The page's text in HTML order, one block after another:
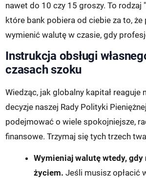
nawet do 10 czy 15 groszy. To rodzaj
które bank pobiera od ciebie za to, że
wymienić walutę w czasie, gdy
Instrukcja obsługi
czasach szoku
Wiedząc, jak globalny kapitał reaguje
decyzje naszej Rady Polityki
podejmować o wiele spokojniejsze,
finansowe. Trzymaj się tych trzech
Wymieniaj walutę wtedy, gdy
życiem. Jeśli musisz opłacić